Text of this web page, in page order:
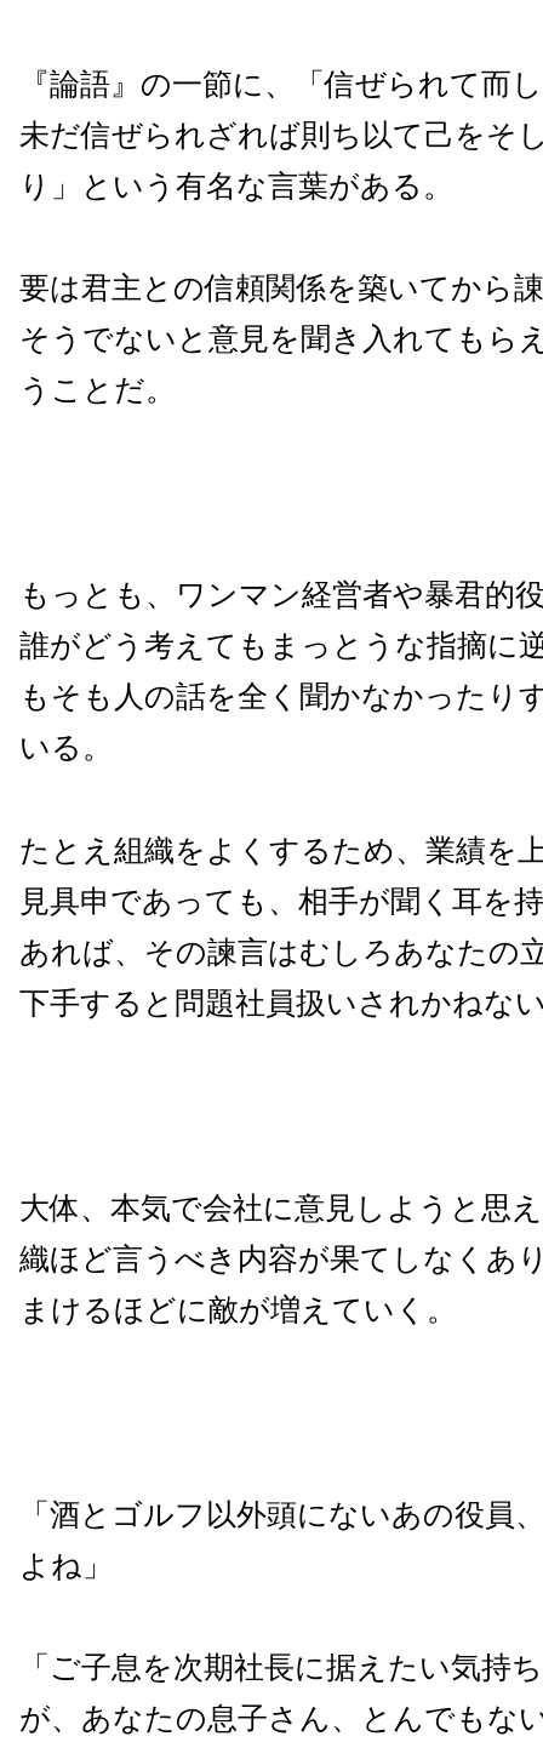
『論語』の一節に、「信ぜられて而
未だ信ぜられざれば則ち以て己をそ
り」という有名な言葉がある。
要は君主との信頼関係を築いてから
そうでないと意見を聞き入れてもら
うことだ。
もっとも、ワンマン経営者や暴君的
誰がどう考えてもまっとうな指摘に
もそも人の話を全く聞かなかったり
いる。
たとえ組織をよくするため、業績を
見具申であっても、相手が聞く耳を
あれば、その諫言はむしろあなたの
下手すると問題社員扱いされかねな
大体、本気で会社に意見しようと思
織ほど言うべき内容が果てしなくあ
まけるほどに敵が増えていく。
「酒とゴルフ以外頭にないあの役員
よね」
「ご子息を次期社長に据えたい気持
が、あなたの息子さん、とんでもな